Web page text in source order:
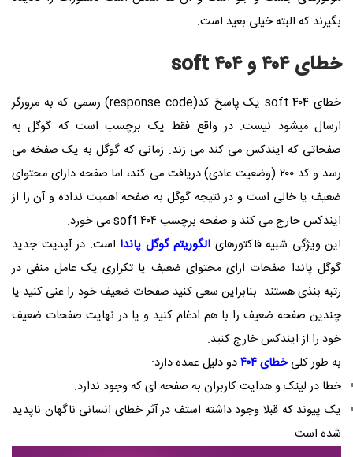
بگیرند که البته خیلی بعید است.
خطای ۴۰۴ و soft ۴۰۴
خطای soft ۴۰۴ یک پاسخ کد(response code) رسمی که به مرورگر
ارسال میشود نیست. در واقع فقط یک برچسب است که گوگل به
صفحاتی که ایندکس می کند می زند. زمانی که گوگل به یک صفخه می
رسد و کد ۲۰۰ (وضعیت عادی) دریافت می کند، اما صفحه دارای محتوای
ضعیف یا خالی است و در نتیجه گوگل به صفحه اهمیت نداده و آن را از
ایندکس خارج می کند و صفحه برچسب soft ۴۰۴ می خورد.
این ویژگی شبیه فاکتورهای الگوریتم گوگل پاندا است. در آپدیت جدید
گوگل پاندا صفحات ارای محتوای ضعیف یا تکراری یک عامل منفی در
رتبه بنذی هستند. بنابراین سعی کنید صفحات ضعیف خود را غنی کنید یا
چندین صفحه ضعیف را با هم ادغام کنید و یا در نهایت صفحات ضعیف
خود را از ایندکس خارج کنید.
به طور کلیخطای ۴۰۴
دو دلیل عمده دارد:
خطا در لینک و هدایت کاربران به صفحه ای که وجود ندارد.
یک پیوند که قبلا وجود داشته استف در آثر خطای انسانی ناگهان ناپدید
شده است.